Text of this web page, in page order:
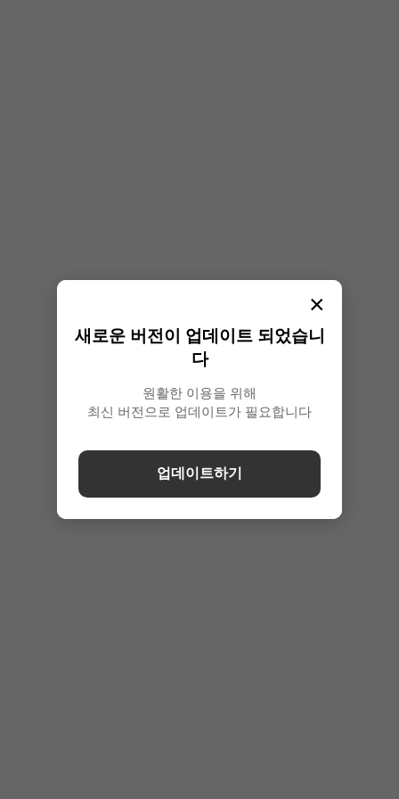
×
새로운 버전이 업데이트 되었습니
다
원활한 이용을 위해
최신 버전으로 업데이트가 필요합니다
업데이트하기